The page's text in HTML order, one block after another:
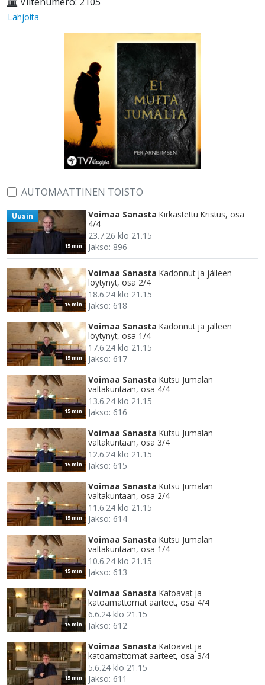
Lahjoita
AUTOMAATTINEN TOISTO
15 min
Uusin Voimaa Sanasta Kirkastettu Kristus, osa
4/4
23.7.26 klo 21.15
Jakso: 896
15 min
Voimaa Sanasta Kadonnut ja jälleen
löytynyt, osa 2/4
18.6.24 klo 21.15
Jakso: 618
15 min
Voimaa Sanasta Kadonnut ja jälleen
löytynyt, osa 1/4
17.6.24 klo 21.15
Jakso: 617
15 min
Voimaa Sanasta Kutsu Jumalan
valtakuntaan, osa 4/4
13.6.24 klo 21.15
Jakso: 616
15 min
Voimaa Sanasta Kutsu Jumalan
valtakuntaan, osa 3/4
12.6.24 klo 21.15
Jakso: 615
15 min
Voimaa Sanasta Kutsu Jumalan
valtakuntaan, osa 2/4
11.6.24 klo 21.15
Jakso: 614
15 min
Voimaa Sanasta Kutsu Jumalan
valtakuntaan, osa 1/4
10.6.24 klo 21.15
Jakso: 613
15 min
Voimaa Sanasta Katoavat ja
katoamattomat aarteet, osa 4/4
6.6.24 klo 21.15
Jakso: 612
15 min
Voimaa Sanasta Katoavat ja
katoamattomat aarteet, osa 3/4
5.6.24 klo 21.15
Jakso: 611